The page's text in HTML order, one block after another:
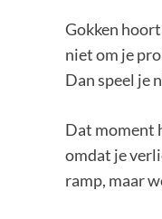
Gokken
niet om je
Dan speel je
Dat moment
omdat je
ramp, maar